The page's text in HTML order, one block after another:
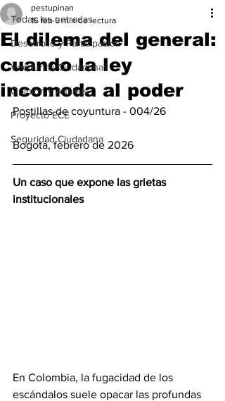
Todas las entradas
Desarrollo y Participación
Veedurías Ciudadanas
Opinión y Análisis
Proyecto ECE
Seguridad Ciudadana
El dilema del general:
cuando la ley
incomoda al poder
pestupinan
16 feb 5 min de lectura
Postillas de coyuntura - 004/26
Bogotá, febrero de 2026
Un caso que expone las grietas
institucionales
En Colombia, la fugacidad de los
escándalos suele opacar las profundas